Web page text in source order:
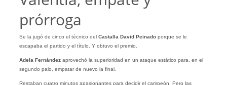
prórroga
Se la jugó de cinco el técnico del Castalla David Peinadoporque se le
escapaba el partido y el título. Y obtuvo el premio.
Adela Fernándezaprovechó la superioridad en un ataque estático para, en el
segundo palo, empatar de nuevo la final.
Restaban cuatro minutos apasionantes para decidir el campeón. Pero las